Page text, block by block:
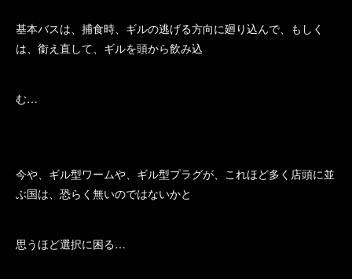
基本バスは、捕食時、ギルの逃げる方向に廻り込んで、もしく
は、銜え直して、ギルを頭から飲み込
む…
今や、ギル型ワームや、ギル型プラグが、これほど多く店頭に並
ぶ国は、恐らく無いのではないかと
思うほど選択に困る…